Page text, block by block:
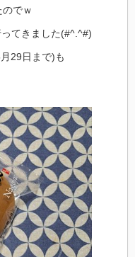
でｗ
てきました(#^.^#)
29日まで)も